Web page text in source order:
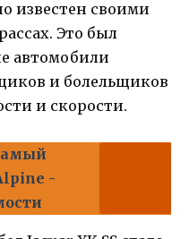
известен своими
Это был
автомобили
и болельщиков
и скорости.
-